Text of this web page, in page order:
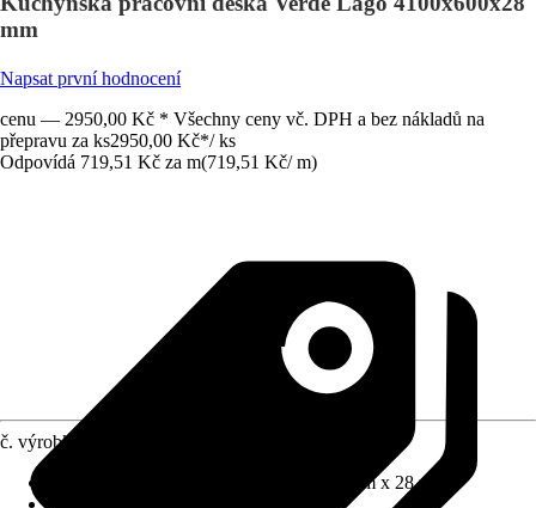
mm
Napsat první hodnocení
cenu — 2950,00 Kč * Všechny ceny vč. DPH a bez nákladů na
přepravu za ks2950,00 Kč*/ ks
Odpovídá 719,51 Kč za m(719,51 Kč/ m)
č. výrobku
4100 mm x 600 mm x 28 mm